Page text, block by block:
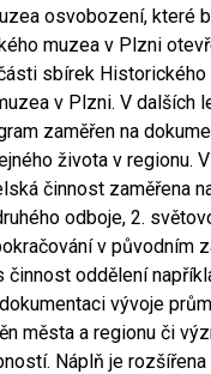
osvobození, které
muzea v Plzni
sbírek Historického
v Plzni. V dalších
zaměřen na
života v regionu.
činnost zaměřena
odboje, 2.
v původním
činnost oddělení
vývoje
města a regionu či
Náplň je rozšířena